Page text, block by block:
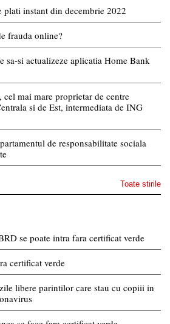
plati instant din decembrie 2022
frauda online?
sa-si actualizeze aplicatia Home Bank
mai mare proprietar de centre
si de Est, intermediata de ING
de responsabilitate sociala
Toate stirile
se poate intra fara certificat verde
certificat verde
libere parintilor care stau cu copiii in